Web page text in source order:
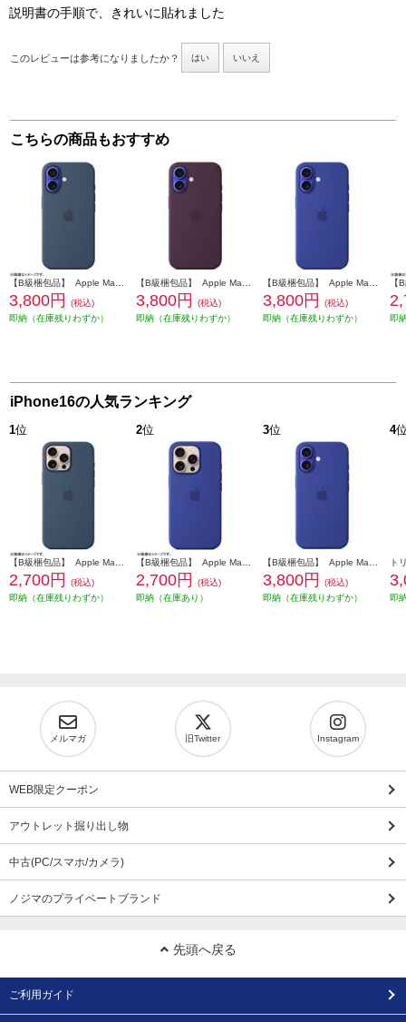
説明書の手順で、きれいに貼れました
このレビューは参考になりましたか？ はい いいえ
こちらの商品もおすすめ
3,800円
(税込)
即納（在庫残りわずか）
3,800円
(税込)
即納（在庫残りわずか）
3,800円
(税込)
即納（在庫残りわずか）
即
iPhone16の人気ランキング
1位
2,700円
(税込)
即納（在庫残りわずか）
2位
2,700円
(税込)
即納（在庫あり）
3位
3,800円
(税込)
即納（在庫残りわずか）
4
即
メルマガ 旧Twitter Instagram
WEB限定クーポン
アウトレット掘り出し物
中古(PC/スマホ/カメラ)
ノジマのプライベートブランド
先頭へ戻る
ご利用ガイド